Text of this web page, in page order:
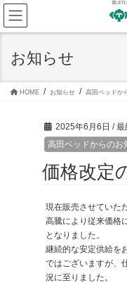
コ
テ
ン
ナ
ゲ
ー
お知らせ
HOME お知らせ 高田ベッドか
2025年6月6日 / 最
高田ベッドからのお
価格改定
現在販売させていた
高騰により従来価格
となりました。
継続的な安定供給を
ではございますが、
況に至りました。